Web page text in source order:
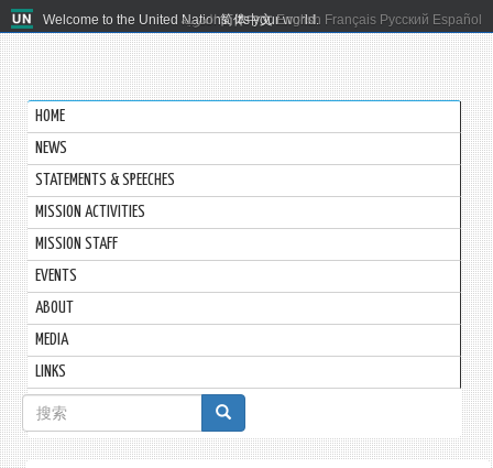
Welcome to the United Nations. It's your world.
العربية 简体中文 English Français Русский Español
HOME
NEWS
STATEMENTS & SPEECHES
MISSION ACTIVITIES
MISSION STAFF
EVENTS
ABOUT
MEDIA
LINKS
搜
索